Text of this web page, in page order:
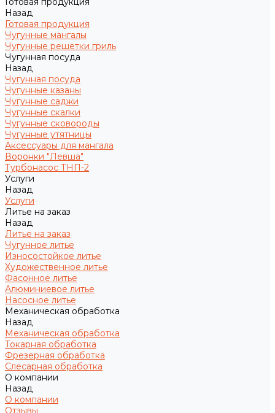
Назад
Готовая продукция
Чугунные мангалы
Чугунные решетки гриль
Чугунная посуда
Назад
Чугунная посуда
Чугунные казаны
Чугунные саджи
Чугунные скалки
Чугунные сковороды
Чугунные утятницы
Аксессуары для мангала
Воронки "Левша"
Турбонасос ТНП-2
Услуги
Назад
Услуги
Литье на заказ
Назад
Литье на заказ
Чугунное литье
Износостойкое литье
Художественное литье
Фасонное литье
Алюминиевое литье
Насосное литье
Механическая обработка
Назад
Механическая обработка
Токарная обработка
Фрезерная обработка
Слесарная обработка
О компании
Назад
О компании
Отзывы